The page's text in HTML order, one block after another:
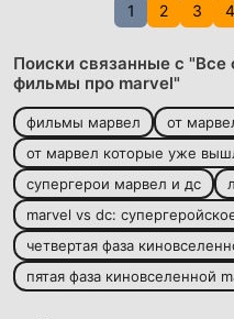
1 2 3 4
Поиски связанные с
фильмы про marvel"
фильмы марвел от
от марвел которые уже
супергерои марвел и дс
marvel vs dc:
четвертая фаза
пятая фаза киновселенной